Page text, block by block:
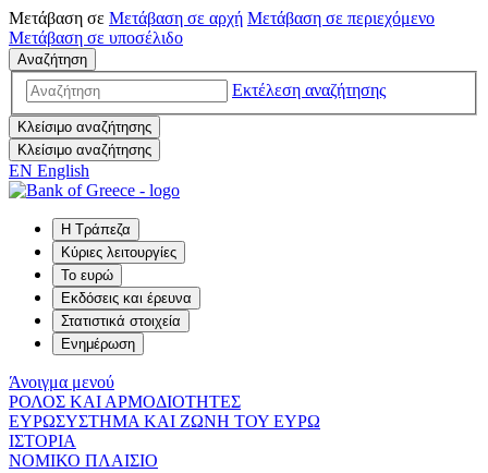
Μετάβαση σε Μετάβαση σε αρχή Μετάβαση σε περιεχόμενο
Μετάβαση σε υποσέλιδο
Αναζήτηση
Εκτέλεση αναζήτησης
Κλείσιμο αναζήτησης
Κλείσιμο αναζήτησης
EN English
Η Τράπεζα
Κύριες λειτουργίες
Το ευρώ
Εκδόσεις και έρευνα
Στατιστικά στοιχεία
Ενημέρωση
Άνοιγμα μενού
ΡΟΛΟΣ ΚΑΙ ΑΡΜΟΔΙΟΤΗΤΕΣ
ΕΥΡΩΣΥΣΤΗΜΑ ΚΑΙ ΖΩΝΗ ΤΟΥ ΕΥΡΩ
ΙΣΤΟΡΙΑ
ΝΟΜΙΚΟ ΠΛΑΙΣΙΟ